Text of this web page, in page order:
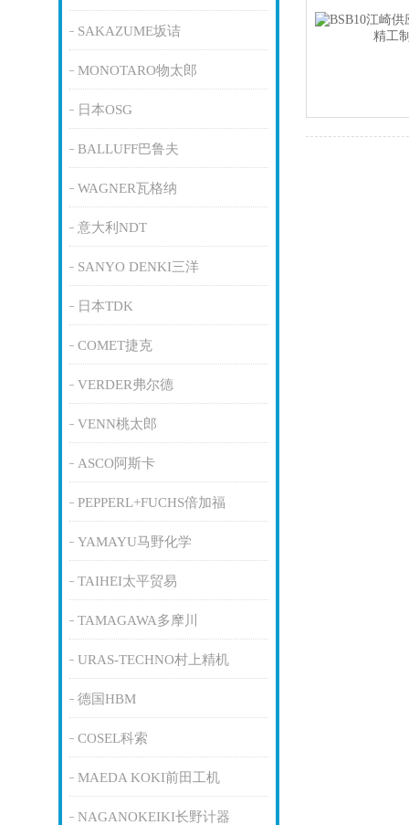
SAKAZUME坂诘
MONOTARO物太郎
日本OSG
BALLUFF巴鲁夫
WAGNER瓦格纳
意大利NDT
SANYO DENKI三洋
日本TDK
COMET捷克
VERDER弗尔德
VENN桃太郎
ASCO阿斯卡
PEPPERL+FUCHS倍加福
YAMAYU马野化学
TAIHEI太平贸易
TAMAGAWA多摩川
URAS-TECHNO村上精机
德国HBM
COSEL科索
MAEDA KOKI前田工机
NAGANOKEIKI长野计器